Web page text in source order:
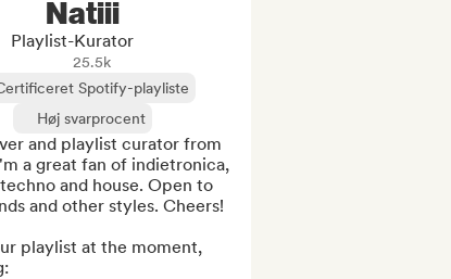
Natiii
Playlist-Kurator
25.5k
Spotify-playliste
Høj svarprocent
and playlist curator from
a great fan of indietronica,
and house. Open to
and other styles. Cheers!
playlist at the moment,